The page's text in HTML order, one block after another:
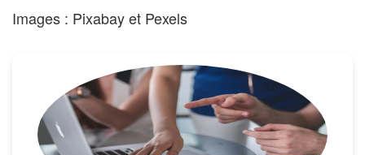
Images : Pixabay et Pexels